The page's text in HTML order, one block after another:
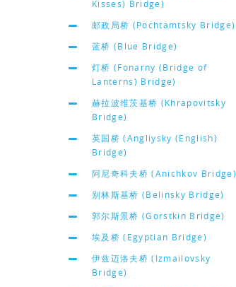
Kisses) Bridge)
邮政局桥 (Pochtamtsky Bridge)
蓝桥 (Blue Bridge)
灯桥 (Fonarny (Bridge of
Lanterns) Bridge)
赫拉波维茨基桥 (Khrapovitsky
Bridge)
英国桥 (Angliysky (English)
Bridge)
阿尼奇科夫桥 (Anichkov Bridge)
别林斯基桥 (Belinsky Bridge)
郭尔斯景桥 (Gorstkin Bridge)
埃及桥 (Egyptian Bridge)
伊兹迈洛夫桥 (Izmailovsky
Bridge)